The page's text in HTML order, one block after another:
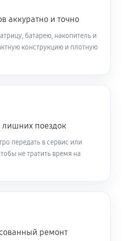
Acer TravelMate
аккуратно и точно
батарею, накопитель и
конструкцию и плотную
лишних поездок
передать в сервис или
не тратить время на
ремонт